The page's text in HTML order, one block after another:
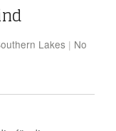
Lakes | No